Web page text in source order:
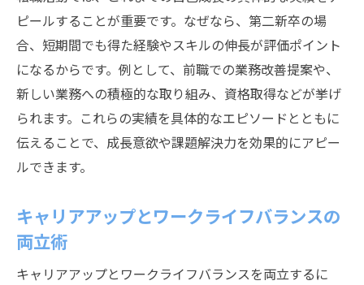
ピールすることが重要です。なぜなら、第二新卒の場
合、短期間でも得た経験やスキルの伸長が評価ポイント
になるからです。例として、前職での業務改善提案や、
新しい業務への積極的な取り組み、資格取得などが挙げ
られます。これらの実績を具体的なエピソードとともに
伝えることで、成長意欲や課題解決力を効果的にアピー
ルできます。
キャリアアップとワークライフバランスの
両立術
キャリアアップとワークライフバランスを両立するに